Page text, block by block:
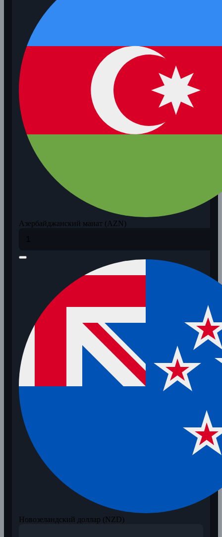
Азербайджанский манат (AZN)
Новозеландский доллар (NZD)